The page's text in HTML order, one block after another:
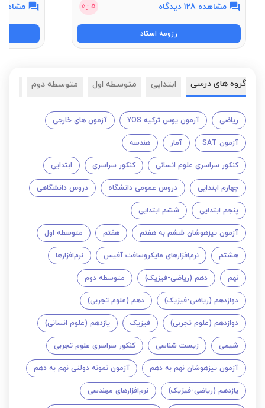
مشاهده 128 دیدگاه 5 از 5
رزومه استاد
مشاهده 6
گروه های درسی ابتدایی متوسطه اول متوسطه دوم
ریاضی آزمون یوس ترکیه YOS آزمون های خارجی
آزمون SAT آمار هندسه
کنکور سراسری علوم انسانی کنکور سراسری ابتدایی
چهارم ابتدایی دروس عمومی دانشگاه دروس دانشگاهی
پنجم ابتدایی ششم ابتدایی
آزمون تیزهوشان ششم به هفتم هفتم متوسطه اول
هشتم نرم‌افزارهای مایکروسافت آفیس نرم‌افزارها
نهم دهم (ریاضی-فیزیک) متوسطه دوم
دوازدهم (ریاضی-فیزیک) دهم (علوم تجربی)
دوازدهم (علوم تجربی) فیزیک یازدهم (علوم انسانی)
شیمی زیست شناسی کنکور سراسری علوم تجربی
آزمون تیزهوشان نهم به دهم آزمون نمونه دولتی نهم به دهم
یازدهم (ریاضی-فیزیک) نرم‌افزارهای مهندسی